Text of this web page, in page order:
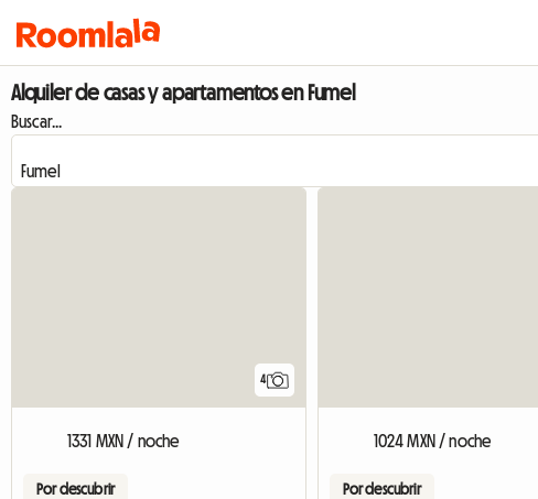
Alquiler de casas y apartamentos en Fumel
Buscar...
4
1331 MXN / noche
Por descubrir
1024 MXN / noche
Por descubrir